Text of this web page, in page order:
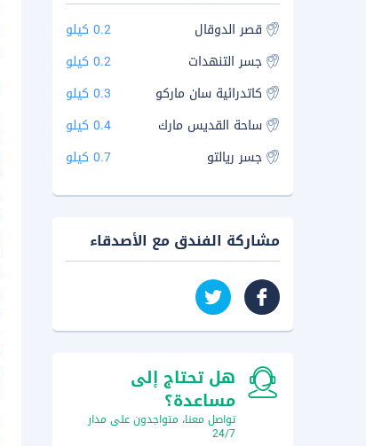
قصر الدوقال
0.2 كيلو
جسر التنهدات
0.2 كيلو
كاتدرائية سان ماركو
0.3 كيلو
ساحة القديس مارك
0.4 كيلو
جسر ريالتو
0.7 كيلو
مشاركة الفندق مع الأصدقاء
هل تحتاج إلى
مساعدة؟
تواصل معنا، متواجدون على مدار
24/7